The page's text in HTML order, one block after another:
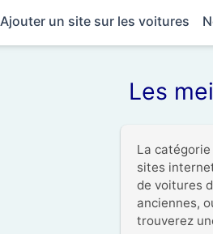
Ajouter un site sur les voitures
Les
La
sites
de voitures
anciennes,
trouverez